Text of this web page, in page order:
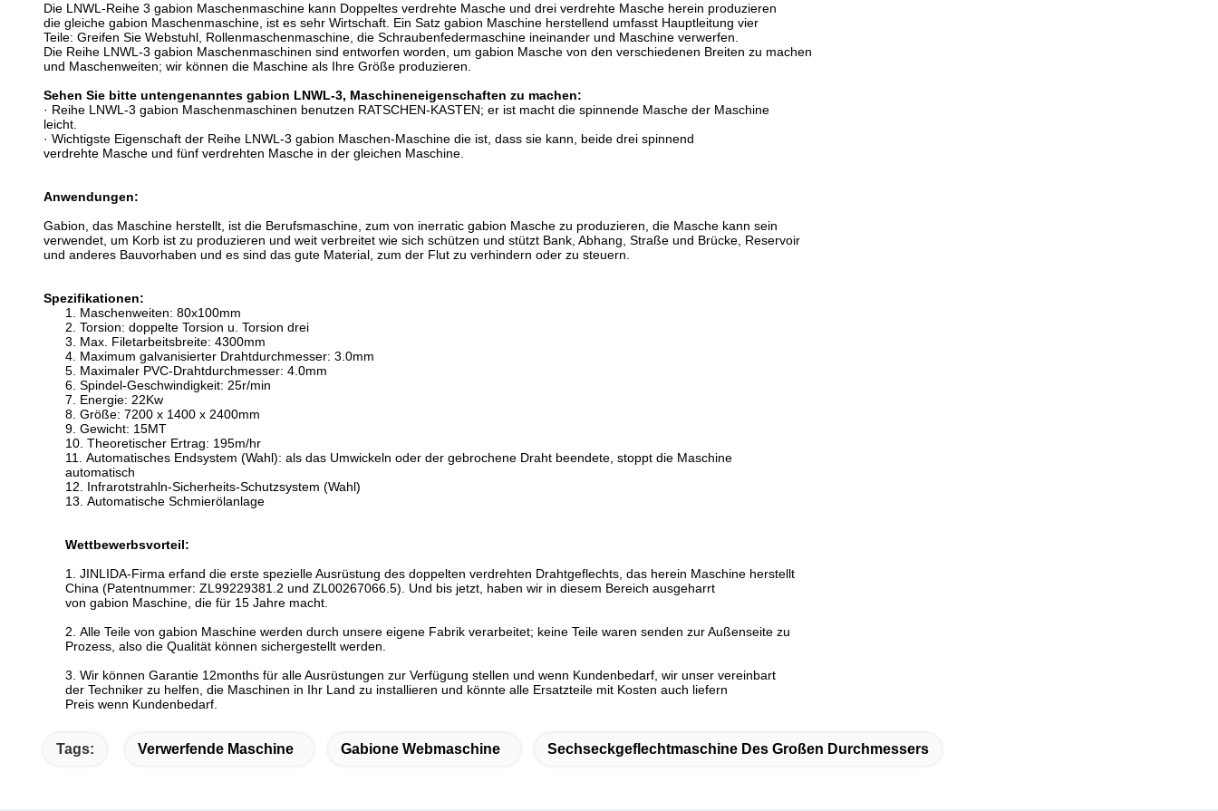
Die LNWL-Reihe 3 gabion Maschenmaschine kann Doppeltes verdrehte Masche und drei verdrehte Masche herein produzieren
die gleiche gabion Maschenmaschine, ist es sehr Wirtschaft. Ein Satz gabion Maschine herstellend umfasst Hauptleitung vier
Teile: Greifen Sie Webstuhl, Rollenmaschenmaschine, die Schraubenfedermaschine ineinander und Maschine verwerfen.
Die Reihe LNWL-3 gabion Maschenmaschinen sind entworfen worden, um gabion Masche von den verschiedenen Breiten zu machen
und Maschenweiten; wir können die Maschine als Ihre Größe produzieren.
Sehen Sie bitte untengenanntes gabion LNWL-3, Maschineneigenschaften zu machen:
· Reihe LNWL-3 gabion Maschenmaschinen benutzen RATSCHEN-KASTEN; er ist macht die spinnende Masche der Maschine
leicht.
· Wichtigste Eigenschaft der Reihe LNWL-3 gabion Maschen-Maschine die ist, dass sie kann, beide drei spinnend
verdrehte Masche und fünf verdrehten Masche in der gleichen Maschine.
Anwendungen:
Gabion, das Maschine herstellt, ist die Berufsmaschine, zum von inerratic gabion Masche zu produzieren, die Masche kann sein
verwendet, um Korb ist zu produzieren und weit verbreitet wie sich schützen und stützt Bank, Abhang, Straße und Brücke, Reservoir
und anderes Bauvorhaben und es sind das gute Material, zum der Flut zu verhindern oder zu steuern.
Spezifikationen:
1. Maschenweiten: 80x100mm
2. Torsion: doppelte Torsion u. Torsion drei
3. Max. Filetarbeitsbreite: 4300mm
4. Maximum galvanisierter Drahtdurchmesser: 3.0mm
5. Maximaler PVC-Drahtdurchmesser: 4.0mm
6. Spindel-Geschwindigkeit: 25r/min
7. Energie: 22Kw
8. Größe: 7200 x 1400 x 2400mm
9. Gewicht: 15MT
10. Theoretischer Ertrag: 195m/hr
11. Automatisches Endsystem (Wahl): als das Umwickeln oder der gebrochene Draht beendete, stoppt die Maschine
automatisch
12. Infrarotstrahln-Sicherheits-Schutzsystem (Wahl)
13. Automatische Schmierölanlage
Wettbewerbsvorteil:
1. JINLIDA-Firma erfand die erste spezielle Ausrüstung des doppelten verdrehten Drahtgeflechts, das herein Maschine herstellt
China (Patentnummer: ZL99229381.2 und ZL00267066.5). Und bis jetzt, haben wir in diesem Bereich ausgeharrt
von gabion Maschine, die für 15 Jahre macht.
2. Alle Teile von gabion Maschine werden durch unsere eigene Fabrik verarbeitet; keine Teile waren senden zur Außenseite zu
Prozess, also die Qualität können sichergestellt werden.
3. Wir können Garantie 12months für alle Ausrüstungen zur Verfügung stellen und wenn Kundenbedarf, wir unser vereinbart
der Techniker zu helfen, die Maschinen in Ihr Land zu installieren und könnte alle Ersatzteile mit Kosten auch liefern
Preis wenn Kundenbedarf.
Tags: Verwerfende Maschine Gabione Webmaschine Sechseckgeflechtmaschine Des Großen Durchmessers